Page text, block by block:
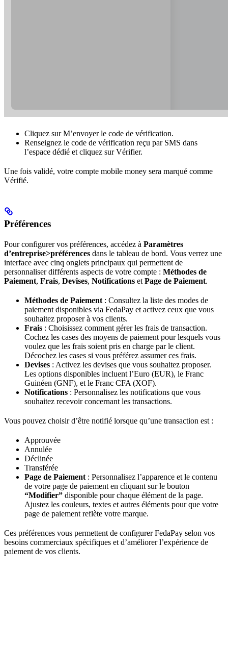
Cliquez sur M’envoyer le code de vérification.
Renseignez le code de vérification reçu par SMS dans
l’espace dédié et cliquez sur Vérifier.
Une fois validé, votre compte mobile money sera marqué comme
Vérifié.
Préférences
Pour configurer vos préférences, accédez à Paramètres
d’entreprise>préférences dans le tableau de bord. Vous verrez une
interface avec cinq onglets principaux qui permettent de
personnaliser différents aspects de votre compte : Méthodes de
Paiement, Frais, Devises, Notifications et Page de Paiement.
Méthodes de Paiement : Consultez la liste des modes de
paiement disponibles via FedaPay et activez ceux que vous
souhaitez proposer à vos clients.
Frais : Choisissez comment gérer les frais de transaction.
Cochez les cases des moyens de paiement pour lesquels vous
voulez que les frais soient pris en charge par le client.
Décochez les cases si vous préférez assumer ces frais.
Devises : Activez les devises que vous souhaitez proposer.
Les options disponibles incluent l’Euro (EUR), le Franc
Guinéen (GNF), et le Franc CFA (XOF).
Notifications : Personnalisez les notifications que vous
souhaitez recevoir concernant les transactions.
Vous pouvez choisir d’être notifié lorsque qu’une transaction est :
Approuvée
Annulée
Déclinée
Transférée
Page de Paiement : Personnalisez l’apparence et le contenu
de votre page de paiement en cliquant sur le bouton
“Modifier” disponible pour chaque élément de la page.
Ajustez les couleurs, textes et autres éléments pour que votre
page de paiement reflète votre marque.
Ces préférences vous permettent de configurer FedaPay selon vos
besoins commerciaux spécifiques et d’améliorer l’expérience de
paiement de vos clients.